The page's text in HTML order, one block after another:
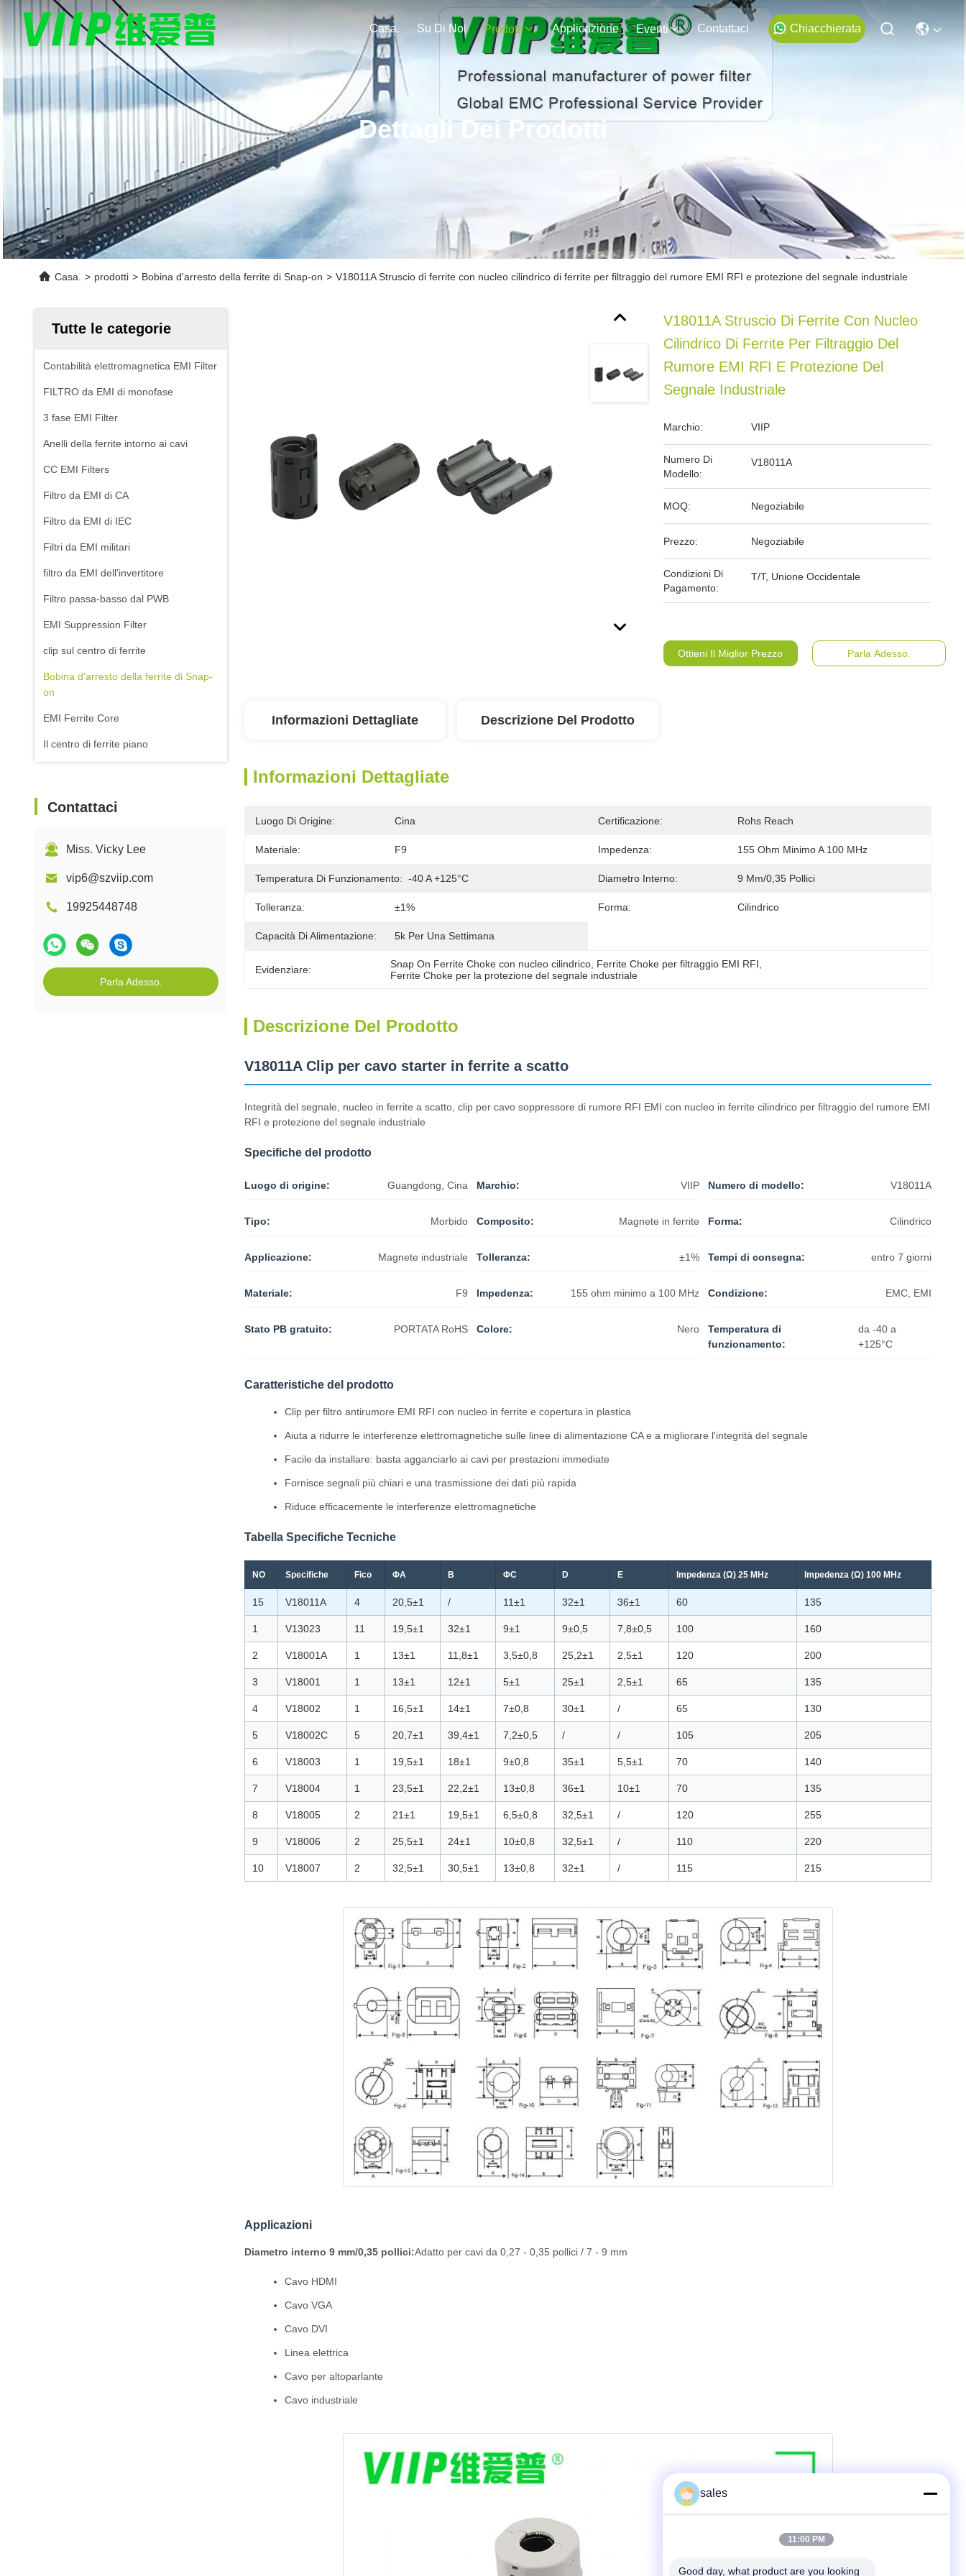
Casa. Su Di Noi Prodotti Applicazione Eventi Contattaci Chiacchierata
Dettagli Dei Prodotti
Casa. > prodotti > Bobina d'arresto della ferrite di Snap-on > V18011A Struscio di ferrite con nucleo cilindrico di ferrite per filtraggio del rumore EMI RFI e protezione del segnale industriale
Tutte le categorie
Contabilità elettromagnetica EMI Filter
FILTRO da EMI di monofase
3 fase EMI Filter
Anelli della ferrite intorno ai cavi
CC EMI Filters
Filtro da EMI di CA
Filtro da EMI di IEC
Filtri da EMI militari
filtro da EMI dell'invertitore
Filtro passa-basso dal PWB
EMI Suppression Filter
clip sul centro di ferrite
Bobina d'arresto della ferrite di Snap-
on
EMI Ferrite Core
Il centro di ferrite piano
Contattaci
Miss. Vicky Lee
vip6@szviip.com
19925448748
Parla Adesso.
V18011A Struscio Di Ferrite Con Nucleo
Cilindrico Di Ferrite Per Filtraggio Del
Rumore EMI RFI E Protezione Del
Segnale Industriale
Marchio: VIIP
Numero Di
Modello:
V18011A
MOQ: Negoziabile
Prezzo: Negoziabile
Condizioni Di
Pagamento:
T/T, Unione Occidentale
Ottieni Il Miglior Prezzo Parla Adesso.
Informazioni Dettagliate Descrizione Del Prodotto
Informazioni Dettagliate
Luogo Di Origine: Cina Certificazione: Rohs Reach
Materiale: F9 Impedenza: 155 Ohm Minimo A 100 MHz
Temperatura Di Funzionamento: -40 A +125°C Diametro Interno: 9 Mm/0,35 Pollici
Tolleranza: ±1% Forma: Cilindrico
Capacità Di Alimentazione: 5k Per Una Settimana
Evidenziare: Snap On Ferrite Choke con nucleo cilindrico Ferrite Choke per filtraggio EMI RFI
Ferrite Choke per la protezione del segnale industriale
Descrizione Del Prodotto
V18011A Clip per cavo starter in ferrite a scatto
Integrità del segnale, nucleo in ferrite a scatto, clip per cavo soppressore di rumore RFI EMI con nucleo in ferrite cilindrico per filtraggio del rumore EMI
RFI e protezione del segnale industriale
Specifiche del prodotto
Luogo di origine: Guangdong, Cina Marchio: VIIP Numero di modello: V18011A
Tipo: Morbido Composito: Magnete in ferrite Forma: Cilindrico
Applicazione: Magnete industriale Tolleranza: ±1% Tempi di consegna: entro 7 giorni
Materiale: F9 Impedenza: 155 ohm minimo a 100 MHz Condizione: EMC, EMI
Stato PB gratuito: PORTATA RoHS Colore: Nero
Temperatura di
funzionamento:
da -40 a
+125°C
Caratteristiche del prodotto
Clip per filtro antirumore EMI RFI con nucleo in ferrite e copertura in plastica
Aiuta a ridurre le interferenze elettromagnetiche sulle linee di alimentazione CA e a migliorare l'integrità del segnale
Facile da installare: basta agganciarlo ai cavi per prestazioni immediate
Fornisce segnali più chiari e una trasmissione dei dati più rapida
Riduce efficacemente le interferenze elettromagnetiche
Tabella Specifiche Tecniche
NO Specifiche Fico ΦA B ΦC D E Impedenza (Ω) 25 MHz Impedenza (Ω) 100 MHz
15 V18011A 4 20,5±1 / 11±1 32±1 36±1 60 135
1 V13023 11 19,5±1 32±1 9±1 9±0,5 7,8±0,5 100 160
2 V18001A 1 13±1 11,8±1 3,5±0,8 25,2±1 2,5±1 120 200
3 V18001 1 13±1 12±1 5±1 25±1 2,5±1 65 135
4 V18002 1 16,5±1 14±1 7±0,8 30±1 / 65 130
5 V18002C 5 20,7±1 39,4±1 7,2±0,5 / / 105 205
6 V18003 1 19,5±1 18±1 9±0,8 35±1 5,5±1 70 140
7 V18004 1 23,5±1 22,2±1 13±0,8 36±1 10±1 70 135
8 V18005 2 21±1 19,5±1 6,5±0,8 32,5±1 / 120 255
9 V18006 2 25,5±1 24±1 10±0,8 32,5±1 / 110 220
10 V18007 2 32,5±1 30,5±1 13±0,8 32±1 / 115 215
Applicazioni
Diametro interno 9 mm/0,35 pollici:Adatto per cavi da 0,27 - 0,35 pollici / 7 - 9 mm
Cavo HDMI
Cavo VGA
Cavo DVI
Linea elettrica
Cavo per altoparlante
Cavo industriale
sales
11:00 PM
Good day, what product are you looking